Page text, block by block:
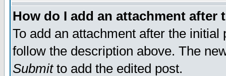
How do I add an attachment after
To add an attachment after the
follow the description above. The
Submitto add the edited post.